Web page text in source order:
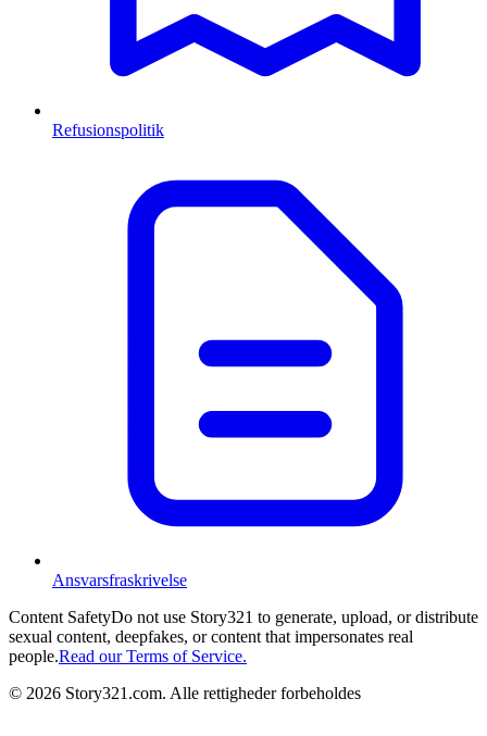
Refusionspolitik
Ansvarsfraskrivelse
Content SafetyDo not use Story321 to generate, upload, or distribute
sexual content, deepfakes, or content that impersonates real
people.Read our Terms of Service.
© 2026 Story321.com. Alle rettigheder forbeholdes